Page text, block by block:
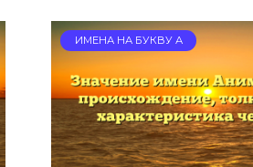
ИМЕНА НА БУКВУ А